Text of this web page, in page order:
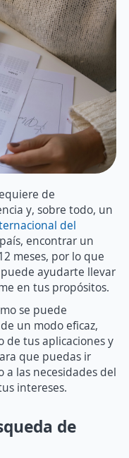
de
y, sobre todo, un
del
encontrar un
meses, por lo que
ayudarte llevar
en tus propósitos.
se puede
un modo eficaz,
de tus aplicaciones y
que puedas ir
las necesidades del
intereses.
de